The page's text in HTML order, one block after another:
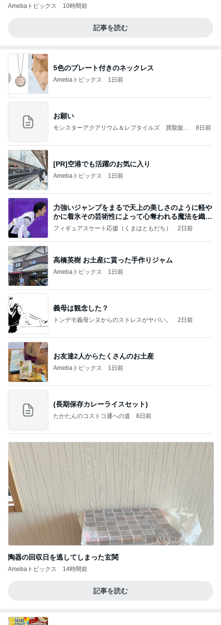
Amebaトピックス 10時間前
記事を読む
5色のプレート付きのネックレス
Amebaトピックス 1日前
お願い
モンスターアクアリウム＆レプタイルズ 買取販売
8日前
[PR]空港でも活躍のお気に入り
Amebaトピックス 1日前
力強いジャンプをまるで天上の美しさのように軽や
かに着氷その芸術性によって心奪われる魔法を織り
なす
フィギュアスケート応援（くまはともだち） 2日前
高橋英樹 お土産に貰った手作りジャム
Amebaトピックス 1日前
義母は観念した？
トンデモ義母ンヌからのストレスがヤバい。 2日前
お友達2人からたくさんのお土産
Amebaトピックス 1日前
(長期保存カレーライスセット)
たかたんのコストコ通への道 8日前
陶器の回収日を逃してしまった玄関
Amebaトピックス 14時間前
記事を読む